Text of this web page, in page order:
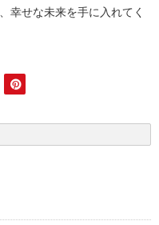
幸せな未来を手に入れてく